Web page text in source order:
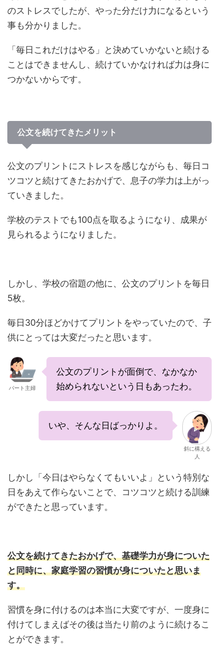
のストレスでしたが、やった分だけ力になるという
事も分かりました。
「毎日これだけはやる」と決めていかないと続ける
ことはできませんし、続けていかなければ力は身に
つかないからです。
公文を続けてきたメリット
公文のプリントにストレスを感じながらも、毎日コ
ツコツと続けてきたおかげで、息子の学力は上がっ
ていきました。
学校のテストでも100点を取るようになり、成果が
見られるようになりました。
しかし、学校の宿題の他に、公文のプリントを毎日
5枚。
毎日30分ほどかけてプリントをやっていたので、子
供にとっては大変だったと思います。
パート主婦
公文のプリントが面倒で、なかなか
始められないという日もあったわ。
いや、そんな日ばっかりよ。
斜に構える
人
しかし「今日はやらなくてもいいよ」という特別な
日をあえて作らないことで、コツコツと続ける訓練
ができたと思っています。
公文を続けてきたおかげで、基礎学力が身についた
と同時に、家庭学習の習慣が身についたと思いま
す。
習慣を身に付けるのは本当に大変ですが、一度身に
付けてしまえばその後は当たり前のように続けるこ
とができます。